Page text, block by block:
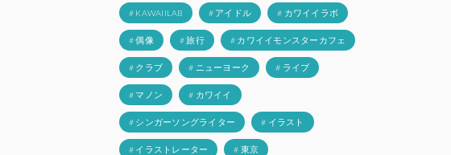
# KAWAIILAB # アイドル # カワイイラボ
# 偶像 # 旅行 # カワイイモンスターカフェ
# クラブ # ニューヨーク # ライブ
# マノン # カワイイ
# シンガーソングライター # イラスト
# イラストレーター # 東京